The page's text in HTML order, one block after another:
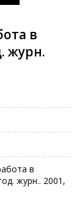
в
журн.
в
журн.. 2001,